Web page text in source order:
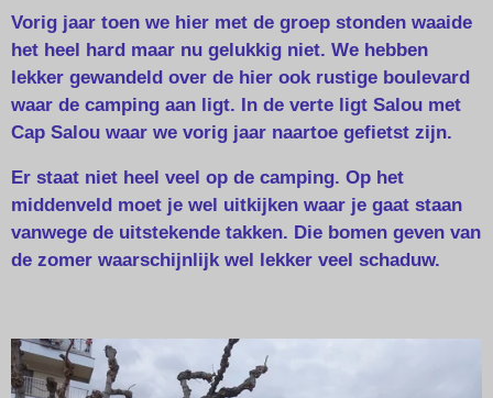
Vorig jaar toen we hier met de groep stonden waaide
het heel hard maar nu gelukkig niet. We hebben
lekker gewandeld over de hier ook rustige boulevard
waar de camping aan ligt. In de verte ligt Salou met
Cap Salou waar we vorig jaar naartoe gefietst zijn.
Er staat niet heel veel op de camping. Op het
middenveld moet je wel uitkijken waar je gaat staan
vanwege de uitstekende takken. Die bomen geven van
de zomer waarschijnlijk wel lekker veel schaduw.